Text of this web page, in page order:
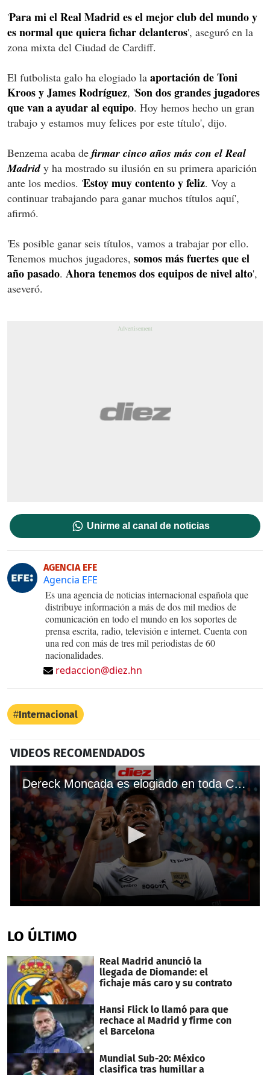
'Para mi el Real Madrid es el mejor club del mundo y
es normal que quiera fichar delanteros', aseguró en la
zona mixta del Ciudad de Cardiff.
El futbolista galo ha elogiado la aportación de Toni
Kroos y James Rodríguez, 'Son dos grandes jugadores
que van a ayudar al equipo. Hoy hemos hecho un gran
trabajo y estamos muy felices por este título', dijo.
Benzema acaba de firmar cinco años más con el Real
Madridy ha mostrado su ilusión en su primera aparición
ante los medios. 'Estoy muy contento y feliz. Voy a
continuar trabajando para ganar muchos títulos aquí',
afirmó.
'Es posible ganar seis títulos, vamos a trabajar por ello.
Tenemos muchos jugadores, somos más fuertes que el
año pasado. Ahora tenemos dos equipos de nivel alto',
aseveró.
Unirme al canal de noticias
AGENCIA EFE
Agencia EFE
Es una agencia de noticias internacional española que
distribuye información a más de dos mil medios de
comunicación en todo el mundo en los soportes de
prensa escrita, radio, televisión e internet. Cuenta con
una red con más de tres mil periodistas de 60
nacionalidades.
redaccion@diez.hn
Internacional
VIDEOS RECOMENDADOS
Dereck Moncada es elogiado en toda Colombia
of
3
33
seconds
LO ÚLTIMO
Real Madrid anunció la
llegada de Diomande: el
fichaje más caro y su contrato
Hansi Flick lo llamó para que
rechace al Madrid y firme con
el Barcelona
Mundial Sub-20: México
clasifica tras humillar a